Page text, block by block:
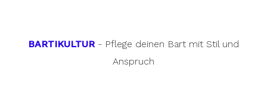
BARTIKULTUR- Pflege deinen Bart mit Stil und
Anspruch